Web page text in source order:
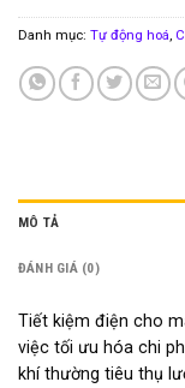
Danh mục: Tự động hoá,
MÔ TẢ
ĐÁNH GIÁ (0)
Tiết kiệm điện cho
việc tối ưu hóa chi
khí thường tiêu thụ